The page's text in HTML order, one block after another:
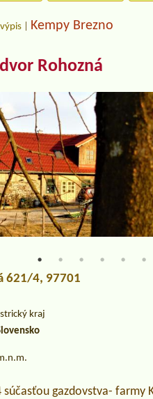
Kempy Brezno
Rohozná
621/4, 97701
kraj
súčasťou gazdovstva-